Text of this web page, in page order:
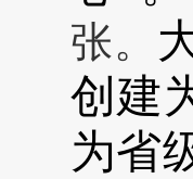
张。
创建
为省